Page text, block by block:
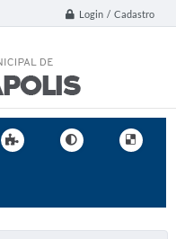
Login / Cadastro